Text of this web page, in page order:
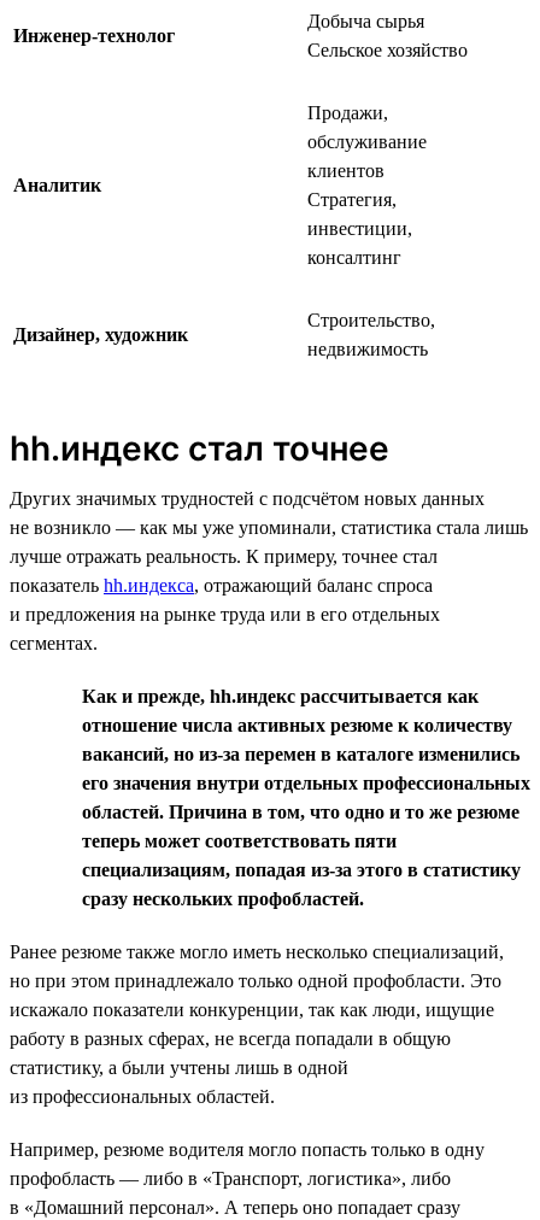
Инженер-технолог
Добыча сырья
Сельское хозяйство
Аналитик
Продажи,
обслуживание
клиентов
Стратегия,
инвестиции,
консалтинг
Дизайнер, художник
Строительство,
недвижимость
hh.индекс стал точнее
Других значимых трудностей с подсчётом новых данных
не возникло — как мы уже упоминали, статистика стала лишь
лучше отражать реальность. К примеру, точнее стал
показатель hh.индекса, отражающий баланс спроса
и предложения на рынке труда или в его отдельных
сегментах.
Как и прежде, hh.индекс рассчитывается как
отношение числа активных резюме к количеству
вакансий, но из-за перемен в каталоге изменились
его значения внутри отдельных профессиональных
областей. Причина в том, что одно и то же резюме
теперь может соответствовать пяти
специализациям, попадая из-за этого в статистику
сразу нескольких профобластей.
Ранее резюме также могло иметь несколько специализаций,
но при этом принадлежало только одной профобласти. Это
искажало показатели конкуренции, так как люди, ищущие
работу в разных сферах, не всегда попадали в общую
статистику, а были учтены лишь в одной
из профессиональных областей.
Например, резюме водителя могло попасть только в одну
профобласть — либо в «Транспорт, логистика», либо
в «Домашний персонал». А теперь оно попадает сразу